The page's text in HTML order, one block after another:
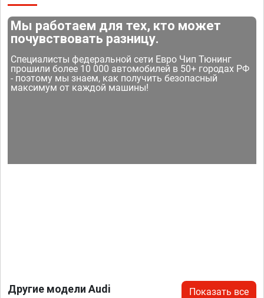
Мы работаем для тех, кто может
почувствовать разницу.
Специалисты федеральной сети Евро Чип Тюнинг
прошили более 10 000 автомобилей в 50+ городах РФ
- поэтому мы знаем, как получить безопасный
максимум от каждой машины!
Другие модели Audi Показать все